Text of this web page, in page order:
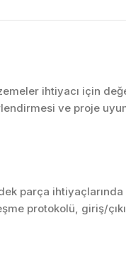
Makine
Proses
Robotik
ihtiyacı için
ve proje
parça
protokolü, giriş/